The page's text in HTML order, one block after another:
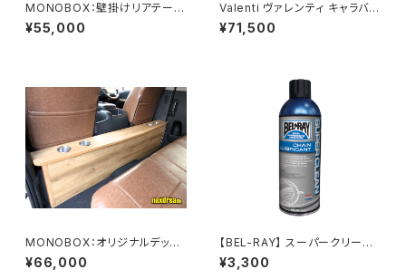
MONOBOX：壁掛けリアテーブ
ル（デリカ用）
¥55,000
Valenti ヴァレンティ キャラバン
用レトロテール スモーク/グロ
スブラック
¥71,500
MONOBOX：オリジナルデッキ
カウンター（標準ボディ用）
¥66,000
【BEL-RAY】 スーパークリーン・
チェーンリューブ 【ベルレイ】 S
UPER CLEAN CHAIN LUBE
¥3,300